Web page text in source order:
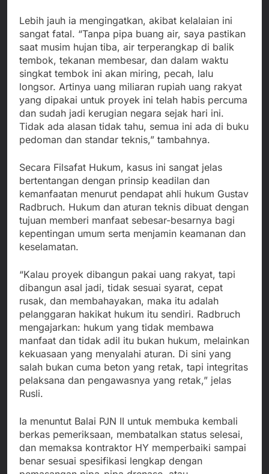
Lebih jauh ia mengingatkan, akibat kelalaian ini
sangat fatal. “Tanpa pipa buang air, saya pastikan
saat musim hujan tiba, air terperangkap di balik
tembok, tekanan membesar, dan dalam waktu
singkat tembok ini akan miring, pecah, lalu
longsor. Artinya uang miliaran rupiah uang rakyat
yang dipakai untuk proyek ini telah habis percuma
dan sudah jadi kerugian negara sejak hari ini.
Tidak ada alasan tidak tahu, semua ini ada di buku
pedoman dan standar teknis,” tambahnya.
Secara Filsafat Hukum, kasus ini sangat jelas
bertentangan dengan prinsip keadilan dan
kemanfaatan menurut pendapat ahli hukum Gustav
Radbruch. Hukum dan aturan teknis dibuat dengan
tujuan memberi manfaat sebesar-besarnya bagi
kepentingan umum serta menjamin keamanan dan
keselamatan.
“Kalau proyek dibangun pakai uang rakyat, tapi
dibangun asal jadi, tidak sesuai syarat, cepat
rusak, dan membahayakan, maka itu adalah
pelanggaran hakikat hukum itu sendiri. Radbruch
mengajarkan: hukum yang tidak membawa
manfaat dan tidak adil itu bukan hukum, melainkan
kekuasaan yang menyalahi aturan. Di sini yang
salah bukan cuma beton yang retak, tapi integritas
pelaksana dan pengawasnya yang retak,” jelas
Rusli.
Ia menuntut Balai PJN II untuk membuka kembali
berkas pemeriksaan, membatalkan status selesai,
dan memaksa kontraktor HY memperbaiki sampai
benar sesuai spesifikasi lengkap dengan